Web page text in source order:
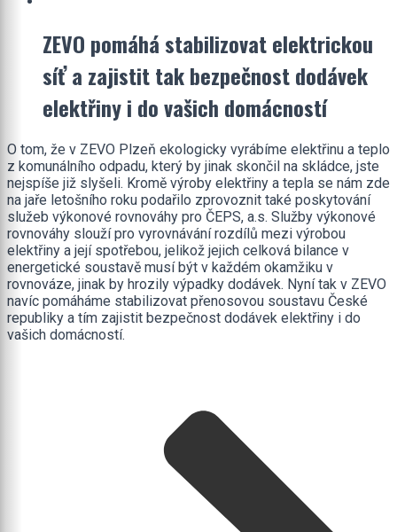
ZEVO pomáhá stabilizovat elektrickou
síť a zajistit tak bezpečnost dodávek
elektřiny i do vašich domácností
O tom, že v ZEVO Plzeň ekologicky vyrábíme elektřinu a teplo
z komunálního odpadu, který by jinak skončil na skládce, jste
nejspíše již slyšeli. Kromě výroby elektřiny a tepla se nám zde
na jaře letošního roku podařilo zprovoznit také poskytování
služeb výkonové rovnováhy pro ČEPS, a.s. Služby výkonové
rovnováhy slouží pro vyrovnávání rozdílů mezi výrobou
elektřiny a její spotřebou, jelikož jejich celková bilance v
energetické soustavě musí být v každém okamžiku v
rovnováze, jinak by hrozily výpadky dodávek. Nyní tak v ZEVO
navíc pomáháme stabilizovat přenosovou soustavu České
republiky a tím zajistit bezpečnost dodávek elektřiny i do
vašich domácností.